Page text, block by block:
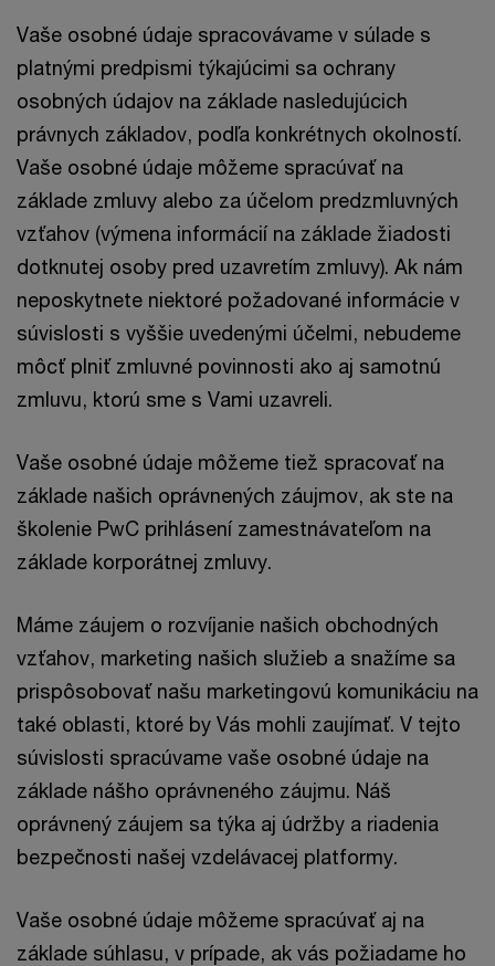
Vaše osobné údaje spracovávame v súlade s
platnými predpismi týkajúcimi sa ochrany
osobných údajov na základe nasledujúcich
právnych základov, podľa konkrétnych okolností.
Vaše osobné údaje môžeme spracúvať na
základe zmluvy alebo za účelom predzmluvných
vzťahov (výmena informácií na základe žiadosti
dotknutej osoby pred uzavretím zmluvy). Ak nám
neposkytnete niektoré požadované informácie v
súvislosti s vyššie uvedenými účelmi, nebudeme
môcť plniť zmluvné povinnosti ako aj samotnú
zmluvu, ktorú sme s Vami uzavreli.
Vaše osobné údaje môžeme tiež spracovať na
základe našich oprávnených záujmov, ak ste na
školenie PwC prihlásení zamestnávateľom na
základe korporátnej zmluvy.
Máme záujem o rozvíjanie našich obchodných
vzťahov, marketing našich služieb a snažíme sa
prispôsobovať našu marketingovú komunikáciu na
také oblasti, ktoré by Vás mohli zaujímať. V tejto
súvislosti spracúvame vaše osobné údaje na
základe nášho oprávneného záujmu. Náš
oprávnený záujem sa týka aj údržby a riadenia
bezpečnosti našej vzdelávacej platformy.
Vaše osobné údaje môžeme spracúvať aj na
základe súhlasu, v prípade, ak vás požiadame ho